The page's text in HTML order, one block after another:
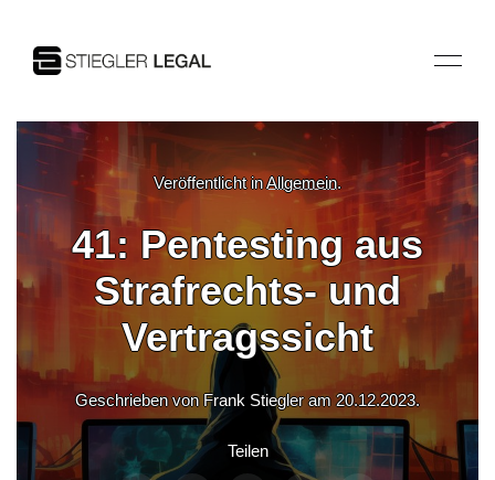
Veröffentlicht inAllgemein.
41: Pentesting aus
Strafrechts- und
Vertragssicht
Geschrieben von Frank Stiegler am 20.12.2023.
Teilen